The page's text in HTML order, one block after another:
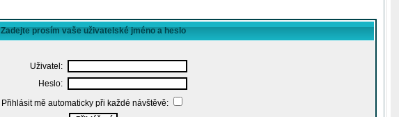
Zadejte prosím vaše uživatelské jméno a heslo
Uživatel:
Heslo:
Přihlásit mě automaticky při každé návštěvě: